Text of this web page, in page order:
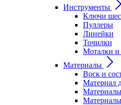
Инструменты
Ключи
Пуллеры
Линейки
Точилки
Моталки и
Материалы
Воск и
Материал